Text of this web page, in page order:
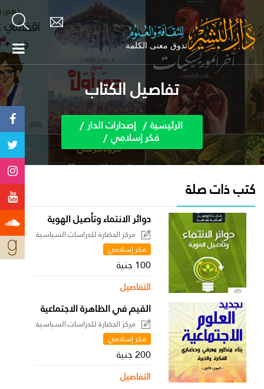
تفاصيل الكتاب
الرئيسية إصدارات الدار
فكر إسلامي
كتب ذات صلة
دوائر الانتماء وتأصيل الهوية
مركز الحضارة للدراسات السياسية
فكر إسلامي
100 جنية
التفاصيل
القيم في الظاهرة الاجتماعية
مركز الحضارة للدراسات السياسية
فكر إسلامي
200 جنية
التفاصيل